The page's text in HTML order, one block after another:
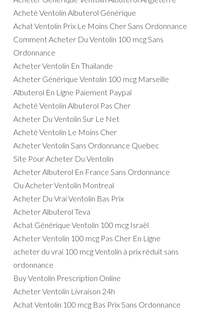
Acheté Ventolin Albuterol Générique
Achat Ventolin Prix Le Moins Cher Sans Ordonnance
Comment Acheter Du Ventolin 100 mcg Sans
Ordonnance
Acheter Ventolin En Thailande
Acheter Générique Ventolin 100 mcg Marseille
Albuterol En Ligne Paiement Paypal
Acheté Ventolin Albuterol Pas Cher
Acheter Du Ventolin Sur Le Net
Acheté Ventolin Le Moins Cher
Acheter Ventolin Sans Ordonnance Quebec
Site Pour Acheter Du Ventolin
Acheter Albuterol En France Sans Ordonnance
Ou Acheter Ventolin Montreal
Acheter Du Vrai Ventolin Bas Prix
Acheter Albuterol Teva
Achat Générique Ventolin 100 mcg Israël
Acheter Ventolin 100 mcg Pas Cher En Ligne
acheter du vrai 100 mcg Ventolin à prix réduit sans
ordonnance
Buy Ventolin Prescription Online
Acheter Ventolin Livraison 24h
Achat Ventolin 100 mcg Bas Prix Sans Ordonnance